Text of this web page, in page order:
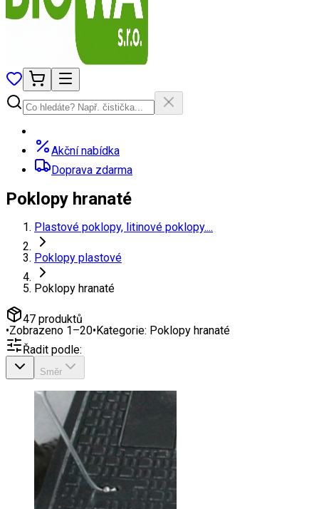
Akční nabídka
Doprava zdarma
Poklopy hranaté
Plastové poklopy, litinové poklopy....
Poklopy plastové
Poklopy hranaté
47 produktů
•Zobrazeno 1–20•Kategorie: Poklopy hranaté
Řadit podle:
Směr